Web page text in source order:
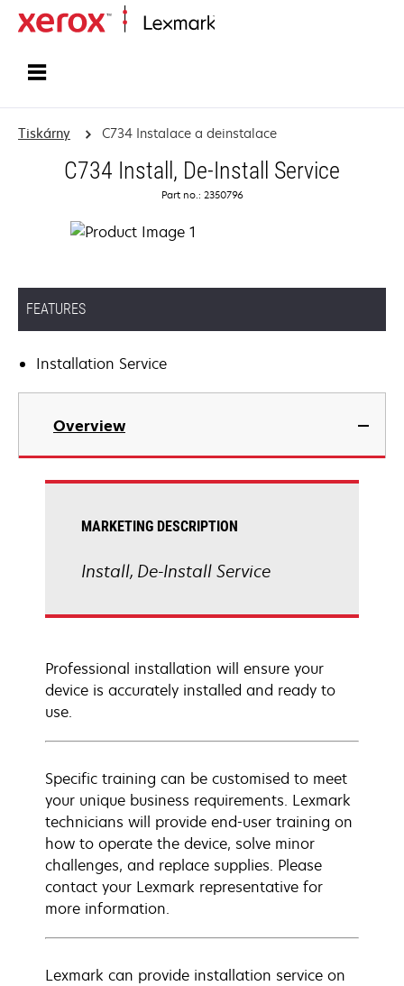
Tiskárny C734 Instalace a deinstalace
C734 Install, De-Install Service
Part no.: 2350796
FEATURES
Installation Service
Overview
MARKETING DESCRIPTION
Install, De-Install Service
Professional installation will ensure your
device is accurately installed and ready to
use.
Specific training can be customised to meet
your unique business requirements. Lexmark
technicians will provide end-user training on
how to operate the device, solve minor
challenges, and replace supplies. Please
contact your Lexmark representative for
more information.
Lexmark can provide installation service on